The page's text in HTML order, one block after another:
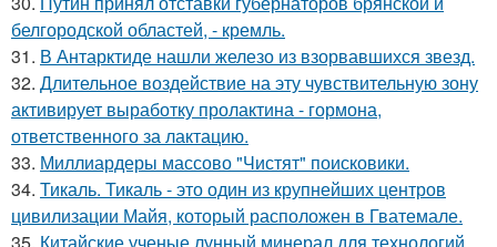
белгородской областей, - кремль.
31. В Антарктиде нашли железо из взорвавшихся звезд.
32. Длительное воздействие на эту чувствительную зону
активирует выработку пролактина - гормона,
ответственного за лактацию.
33. Миллиардеры массово "Чистят" поисковики.
34. Тикаль. Тикаль - это один из крупнейших центров
цивилизации Майя, который расположен в Гватемале.
35. Китайские ученые лунный минерал для технологий